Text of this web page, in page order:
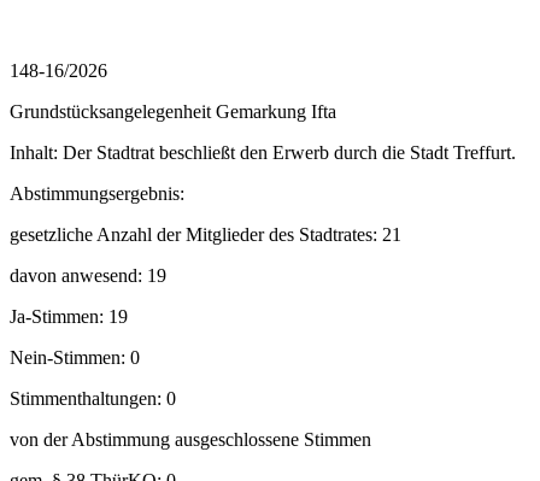
148-16/2026
Grundstücksangelegenheit Gemarkung Ifta
Inhalt: Der Stadtrat beschließt den Erwerb durch die Stadt Treffurt.
Abstimmungsergebnis:
gesetzliche Anzahl der Mitglieder des Stadtrates: 21
davon anwesend: 19
Ja-Stimmen: 19
Nein-Stimmen: 0
Stimmenthaltungen: 0
von der Abstimmung ausgeschlossene Stimmen